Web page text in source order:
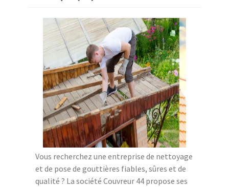
Vous recherchez une entreprise de nettoyage
et de pose de gouttières fiables, sûres et de
qualité ? La société Couvreur 44 propose ses